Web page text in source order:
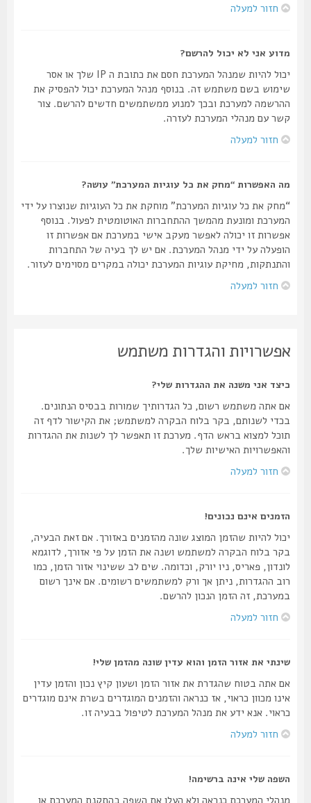
חזור למעלה
מדוע אני לא יכול להרשם?
יכול להיות שמנהל המערכת חסם את כתובת ה IP שלך או אסר
שימוש בשם משתמש זה. בנוסף מנהל המערכת יכול להפסיק את
ההרשמה למערכת ובכך למנוע ממשתמשים חדשים להרשם. צור
קשר עם מנהלי המערכת לעזרה.
חזור למעלה
מה האפשרות “מחק את כל עוגיות המערכת” עושה?
“מחק את כל עוגיות המערכת” מוחקת את כל העוגיות שנוצרו על ידי
המערכת ומונעת מהמשך ההתחברות האוטומטית לפעול. בנוסף
אפשרות זו יכולה לאפשר מעקב אישי במערכת אם אפשרות זו
הופעלה על ידי מנהל המערכת. אם יש לך בעיה של התחברות
והתנתקות, מחיקת עוגיות המערכת יכולה במקרים מסוימים לעזור.
חזור למעלה
אפשרויות והגדרות משתמש
כיצד אני משנה את ההגדרות שלי?
אם אתה משתמש רשום, כל הגדרותיך שמורות בבסיס הנתונים.
בכדי לשנותם, בקר בלוח הבקרה למשתמש; את הקישור לדף זה
תוכל למצוא בראש הדף. מערכת זו תאפשר לך לשנות את ההגדרות
והאפשרויות האישיות שלך.
חזור למעלה
הזמנים אינם נכונים!
יכול להיות שהזמן המוצג שונה מהזמנים באזורך. אם זאת הבעיה,
בקר בלוח הבקרה למשתמש ושנה את הזמן על פי אזורך, לדוגמא
לונדון, פאריס, ניו יורק, וכדומה. שים לב ששינוי אזור הזמן, כמו
רוב ההגדרות, ניתן אך ורק למשתמשים רשומים. אם אינך רשום
במערכת, זה הזמן הנכון להרשם.
חזור למעלה
שינתי את אזור הזמן והוא עדין שונה מהזמן שלי!
אם אתה בטוח שהגדרת את אזור הזמן ושעון קיץ נכון והזמן עדין
אינו מכוון כראוי, אז כנראה והזמנים המוגדרים בשרת אינם מוגדרים
כראוי. אנא ידע את מנהל המערכת לטיפול בבעיה זו.
חזור למעלה
השפה שלי אינה ברשימה!
מנהלי המערכת כנראה ולא העלו את השפה בהתקנת המערכת או